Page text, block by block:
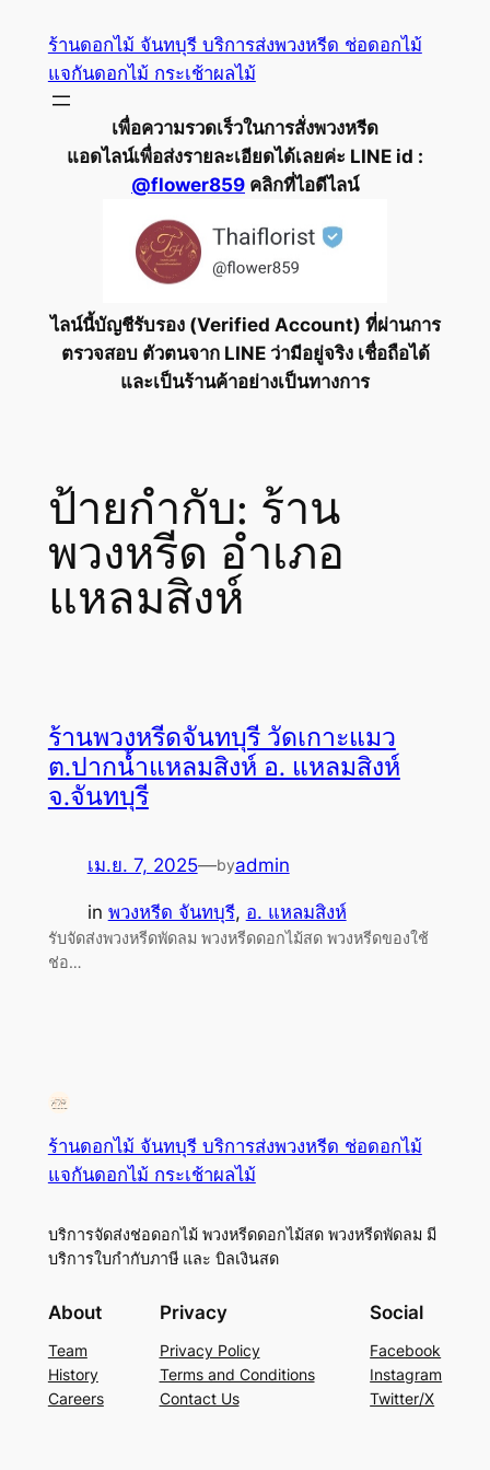
เนื้อหา
ร้านดอกไม้ จันทบุรี บริการส่งพวงหรีด ช่อดอกไม้
แจกันดอกไม้ กระเช้าผลไม้
เพื่อความรวดเร็วในการสั่งพวงหรีด
แอดไลน์เพื่อส่งรายละเอียดได้เลยค่ะ LINE id :
@flower859 คลิกที่ไอดีไลน์
ไลน์นี้บัญชีรับรอง (Verified Account) ที่ผ่านการ
ตรวจสอบ ตัวตนจาก LINE ว่ามีอยู่จริง เชื่อถือได้
และเป็นร้านค้าอย่างเป็นทางการ
ป้ายกำกับ: ร้าน
พวงหรีด อำเภอ
แหลมสิงห์
ร้านพวงหรีดจันทบุรี วัดเกาะแมว
ต.ปากน้ำแหลมสิงห์ อ. แหลมสิงห์
จ.จันทบุรี
เม.ย. 7, 2025—byadmin
in พวงหรีด จันทบุรี, อ. แหลมสิงห์
รับจัดส่งพวงหรีดพัดลม พวงหรีดดอกไม้สด พวงหรีดของใช้
ช่อ…
ร้านดอกไม้ จันทบุรี บริการส่งพวงหรีด ช่อดอกไม้
แจกันดอกไม้ กระเช้าผลไม้
บริการจัดส่งช่อดอกไม้ พวงหรีดดอกไม้สด พวงหรีดพัดลม มี
บริการใบกำกับภาษี และ บิลเงินสด
About
Team
History
Careers
Privacy
Privacy Policy
Terms and Conditions
Contact Us
Social
Facebook
Instagram
Twitter/X